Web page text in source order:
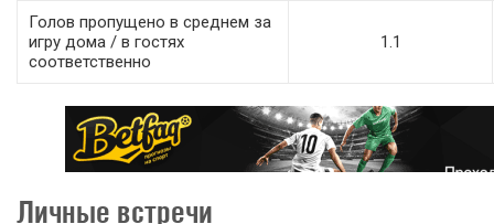
Голов пропущено в среднем за
игру дома / в гостях
соответственно
1.1
Личные встречи